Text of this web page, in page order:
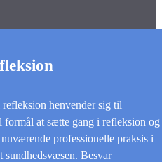
henvender sig til
formål at sætte gang i refleksion og
professionelle praksis i
sundhedsvæsen. Besvar